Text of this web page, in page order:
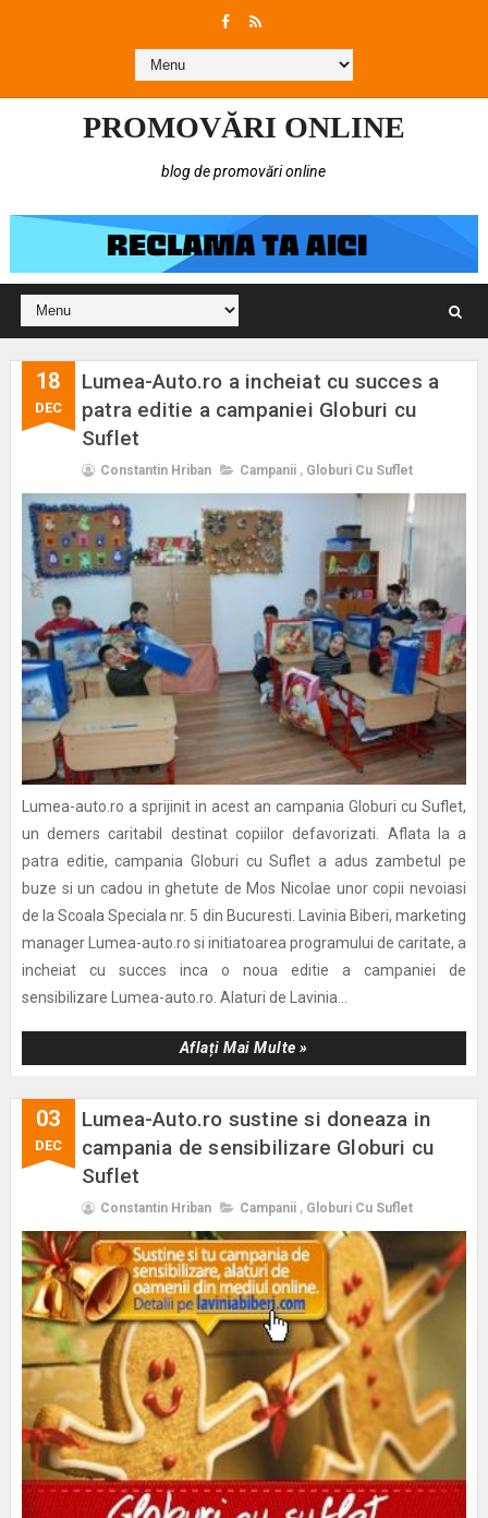
PROMOVĂRI ONLINE
blog de promovări online
18
DEC
Lumea-Auto.ro a incheiat cu succes a
patra editie a campaniei Globuri cu
Suflet
Constantin Hriban Campanii , Globuri Cu Suflet
Lumea-auto.ro a sprijinit in acest an campania Globuri cu Suflet,
un demers caritabil destinat copiilor defavorizati. Aflata la a
patra editie, campania Globuri cu Suflet a adus zambetul pe
buze si un cadou in ghetute de Mos Nicolae unor copii nevoiasi
de la Scoala Speciala nr. 5 din Bucuresti. Lavinia Biberi, marketing
manager Lumea-auto.ro si initiatoarea programului de caritate, a
incheiat cu succes inca o noua editie a campaniei de
sensibilizare Lumea-auto.ro. Alaturi de Lavinia...
Aflați Mai Multe »
03
DEC
Lumea-Auto.ro sustine si doneaza in
campania de sensibilizare Globuri cu
Suflet
Constantin Hriban Campanii , Globuri Cu Suflet